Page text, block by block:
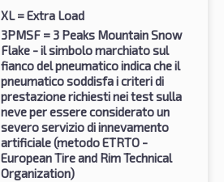
XL= Extra Load
3PMSF = 3 Peaks Mountain Snow
Flake - il simbolo marchiato sul
fianco del pneumatico indica che il
pneumatico soddisfa i criteri di
prestazione richiesti nei test sulla
neve per essere considerato un
severo servizio di innevamento
artificiale (metodo ETRTO -
European Tire and Rim Technical
Organization)